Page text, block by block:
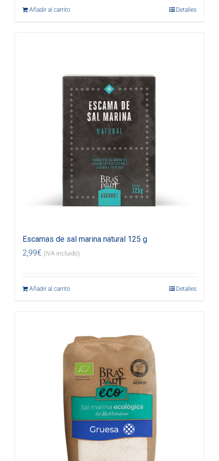
Añadir al carrito Detalles
Escamas de sal marina natural 125 g
2,99€ (IVA incluido)
Añadir al carrito Detalles